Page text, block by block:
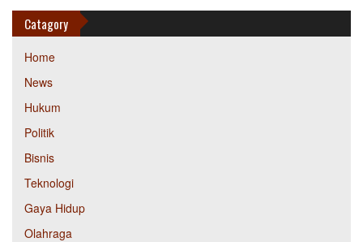
Catagory
Home
News
Hukum
Politik
Bisnis
Teknologi
Gaya Hidup
Olahraga